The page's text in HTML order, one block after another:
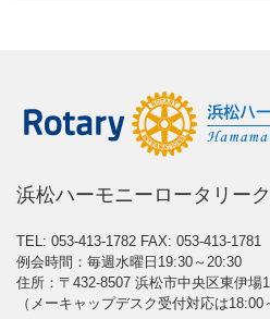
浜松ハーモニーロータリー
TEL: 053-413-1782 FAX: 053-413-1781
例会時間：毎週水曜日19:30～20:30
住所：〒432-8507 浜松市中央区東伊場
（メーキャップデスク受付対応は18:00